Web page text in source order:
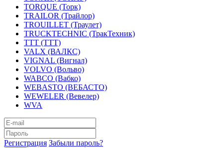
TORQUE (Торк)
TRAILOR (Трайлор)
TROUILLET (Траулет)
TRUCKTECHNIC (ТракТехник)
TTT (ТТТ)
VALX (ВАЛКС)
VIGNAL (Вигнал)
VOLVO (Вольво)
WABCO (Вабко)
WEBASTO (ВЕБАСТО)
WEWELER (Вевелер)
WVA
Регистрация Забыли пароль?